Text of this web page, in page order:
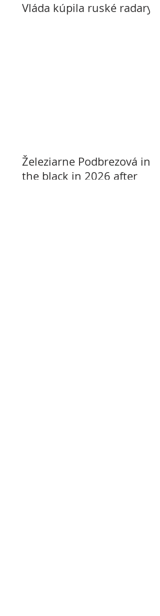
Vláda kúpila ruské radary
Železiarne Podbrezová in
the black in 2026 after